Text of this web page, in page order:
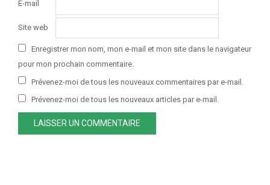
E-mail
Site web
Enregistrer mon nom, mon e-mail et mon site dans le navigateur
pour mon prochain commentaire.
Prévenez-moi de tous les nouveaux commentaires par e-mail.
Prévenez-moi de tous les nouveaux articles par e-mail.